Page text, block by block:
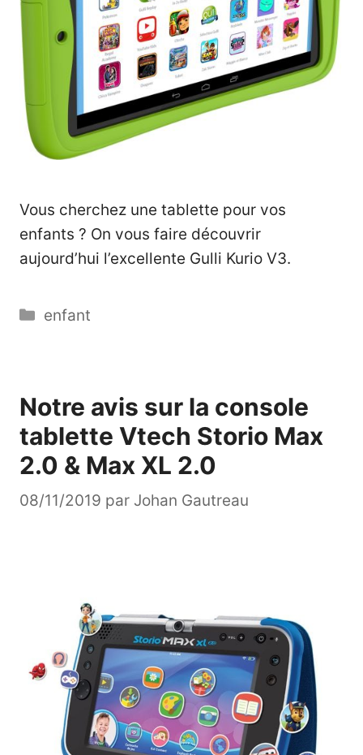
Vous cherchez une tablette pour vos
enfants ? On vous faire découvrir
aujourd’hui l’excellente Gulli Kurio V3.
Catégories
enfant
Notre avis sur la console
tablette Vtech Storio Max
2.0 & Max XL 2.0
08/11/2019 par Johan Gautreau